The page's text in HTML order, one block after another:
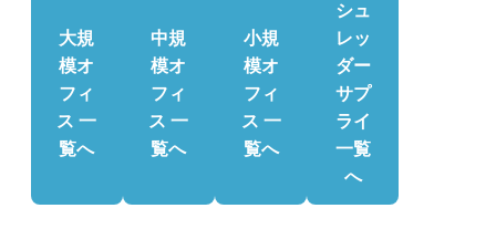
大規
模オ
フィ
ス 一
覧へ
中規
模オ
フィ
ス 一
覧へ
小規
模オ
フィ
ス 一
覧へ
シュ
レッ
ダー
サプ
ライ
一覧
へ